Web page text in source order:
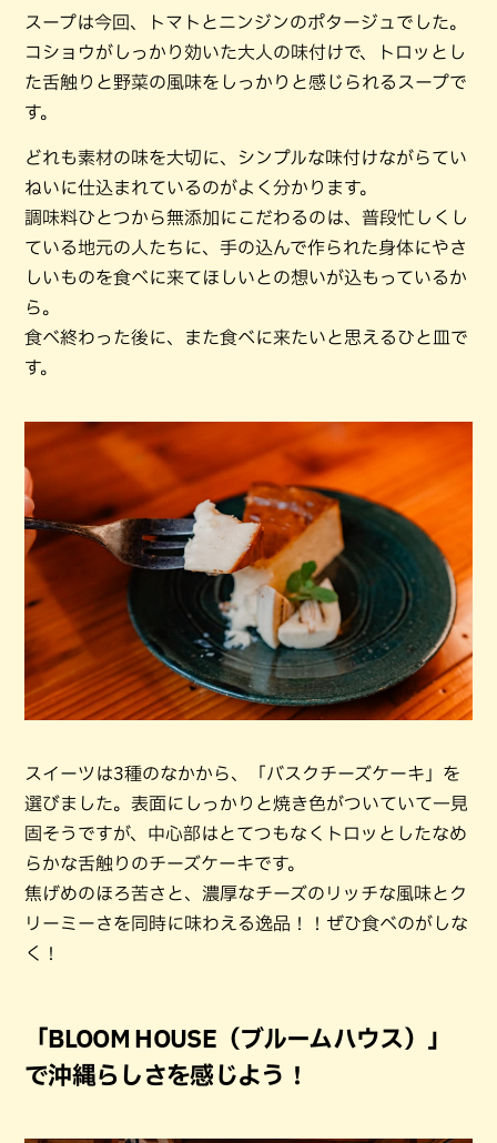
スープは今回、トマトとニンジンのポタージュでした。
コショウがしっかり効いた大人の味付けで、トロッとし
た舌触りと野菜の風味をしっかりと感じられるスープで
す。
どれも素材の味を大切に、シンプルな味付けながらてい
ねいに仕込まれているのがよく分かります。
調味料ひとつから無添加にこだわるのは、普段忙しくし
ている地元の人たちに、手の込んで作られた身体にやさ
しいものを食べに来てほしいとの想いが込もっているか
ら。
食べ終わった後に、また食べに来たいと思えるひと皿で
す。
スイーツは3種のなかから、「バスクチーズケーキ」を
選びました。表面にしっかりと焼き色がついていて一見
固そうですが、中心部はとてつもなくトロッとしたなめ
らかな舌触りのチーズケーキです。
焦げめのほろ苦さと、濃厚なチーズのリッチな風味とク
リーミーさを同時に味わえる逸品！！ぜひ食べのがしな
く！
「BLOOM HOUSE（ブルームハウス）」
で沖縄らしさを感じよう！